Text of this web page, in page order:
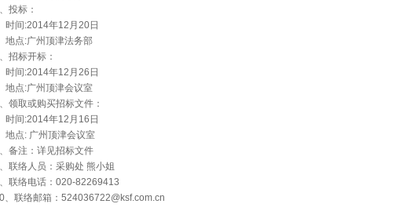
投标：
间:2014年12月20日
点:广州顶津法务部
招标开标：
间:2014年12月26日
点:广州顶津会议室
领取或购买招标文件：
间:2014年12月16日
点: 广州顶津会议室
备注：详见招标文件
联络人员：采购处 熊小姐
联络电话：020-82269413
、联络邮箱： 524036722@ksf.com.cn